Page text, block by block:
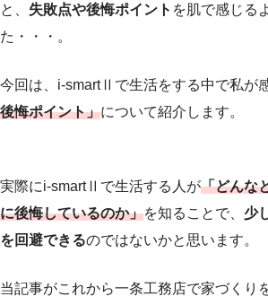
と、 失敗点や後悔ポイント を肌で感じる
た・・・。
今回は、i-smartⅡで生活をする中で私が
後悔ポイント」について紹介します。
実際にi-smartⅡで生活する人が「どんな
に後悔しているのか」を知ることで、 少
を回避できるのではないかと思います。
当記事がこれから一条工務店で家づくり